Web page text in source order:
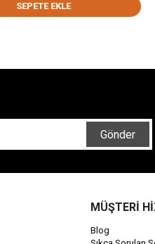
Gönder
MÜŞTERİ
Blog